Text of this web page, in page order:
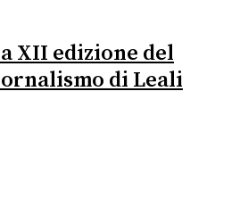
XII edizione del
di Leali